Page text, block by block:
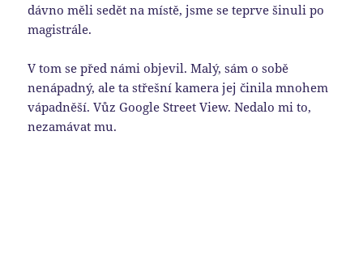
dávno měli sedět na místě, jsme se teprve šinuli po
magistrále.
V tom se před námi objevil. Malý, sám o sobě
nenápadný, ale ta střešní kamera jej činila mnohem
vápadněší. Vůz Google Street View. Nedalo mi to,
nezamávat mu.